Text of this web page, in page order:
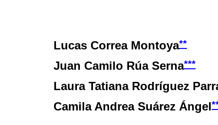
Lucas Correa Montoya**
Juan Camilo Rúa Serna***
Laura Tatiana Rodríguez
Camila Andrea Suárez Ángel